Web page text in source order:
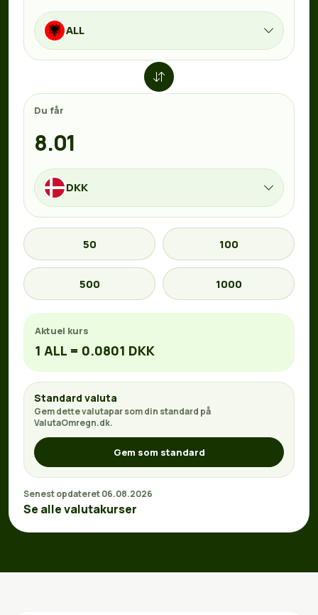
ALL
Du får
DKK
50 100
500 1000
Aktuel kurs
1 ALL = 0.0801 DKK
Standard valuta
Gem dette valutapar som din standard på
ValutaOmregn.dk.
Gem som standard
Senest opdateret 06.08.2026
Se alle valutakurser